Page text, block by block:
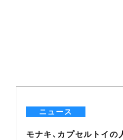
ニュース
モナキ、カプセルトイの